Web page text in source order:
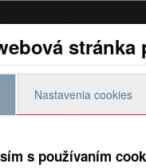
Aktuality Preteky
Nastavenia cookies
s používaním